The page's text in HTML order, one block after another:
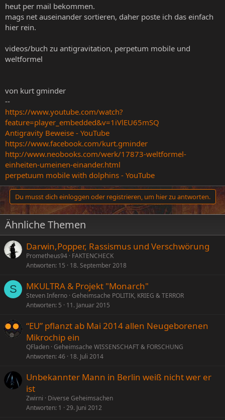
heut per mail bekommen.
mags net auseinander sortieren, daher poste ich das einfach
hier rein.
videos/buch zu antigravitation, perpetum mobile und
weltformel
von kurt gminder
--
https://www.youtube.com/watch?
feature=player_embedded&v=1iVlEU65mSQ
Antigravity Beweise - YouTube
https://www.facebook.com/kurt.gminder
http://www.neobooks.com/werk/17873-weltformel-
einheiten-umeinen-einander.html
perpetuum mobile with dolphins - YouTube
Du musst dich einloggen oder registrieren, um hier zu antworten.
Ähnliche Themen
Darwin,Popper, Rassismus und Verschwörung
Prometheus94 FAKTENCHECK
Antworten 15 18. September 2018
S MKULTRA & Projekt "Monarch"
Steven Inferno Geheimsache POLITIK, KRIEG & TERROR
Antworten 5 11. Januar 2015
“EU” pflanzt ab Mai 2014 allen Neugeborenen
Mikrochip ein
QFladen Geheimsache WISSENSCHAFT & FORSCHUNG
Antworten 46 18. Juli 2014
Unbekannter Mann in Berlin weiß nicht wer er
ist
Zwirni
Diverse Geheimsachen
Antworten 1 29. Juni 2012